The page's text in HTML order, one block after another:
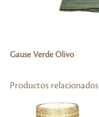
Gause Verde Olivo
Productos relacionados